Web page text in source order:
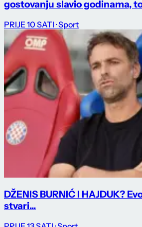
gostovanju slavio godinama,
PRIJE 10 SATI · Sport
DŽENIS BURNIĆ I HAJDUK?
stvari...